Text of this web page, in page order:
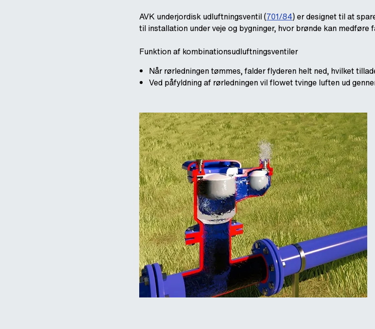
AVK underjordisk udluftningsventil (701/84) er designet til at
til installation under veje og bygninger, hvor brønde kan medføre
Funktion af kombinationsudluftningsventiler
Når rørledningen tømmes, falder flyderen helt ned, hvilket
Ved påfyldning af rørledningen vil flowet tvinge luften ud